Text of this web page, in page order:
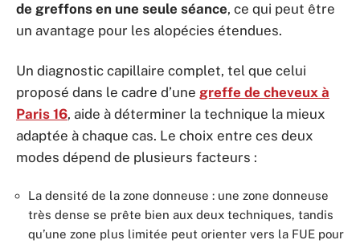
de greffons en une seule séance, ce qui peut être
un avantage pour les alopécies étendues.
Un diagnostic capillaire complet, tel que celui
proposé dans le cadre d’une greffe de cheveux à
Paris 16, aide à déterminer la technique la mieux
adaptée à chaque cas. Le choix entre ces deux
modes dépend de plusieurs facteurs :
La densité de la zone donneuse : une zone donneuse
très dense se prête bien aux deux techniques, tandis
qu’une zone plus limitée peut orienter vers la FUE pour